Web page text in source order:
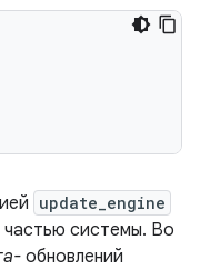
update_engine
частью системы. Во
обновлений